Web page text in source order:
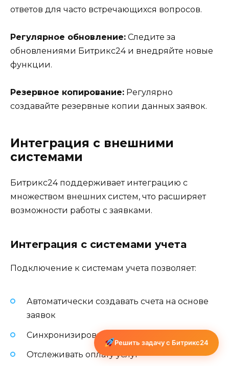
ответов для часто встречающихся вопросов.
Регулярное обновление: Следите за
обновлениями Битрикс24 и внедряйте новые
функции.
Резервное копирование: Регулярно
создавайте резервные копии данных заявок.
Интеграция с внешними
системами
Битрикс24 поддерживает интеграцию с
множеством внешних систем, что расширяет
возможности работы с заявками.
Интеграция с системами учета
Подключение к системам учета позволяет:
Автоматически создавать счета на основе
заявок
Синхронизировать данные о клиентах
Отслеживать оплату услуг
Решить задачу с Битрикс24